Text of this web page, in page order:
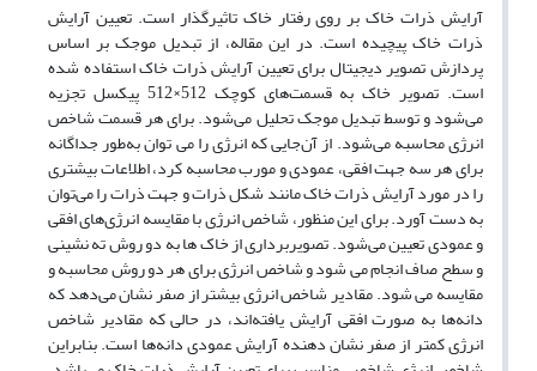
آرایش ذرات خاک بر روی رفتار خاک تاثیرگذار است. تعیین آرایش
ذرات خاک پیچیده است. در این مقاله، از تبدیل موجک بر اساس
پردازش تصویر دیجیتال برای تعیین آرایش ذرات خاک استفاده شده
است. تصویر خاک به قسمت‌های کوچک 512×512 پیکسل تجزیه
می‌شود و توسط تبدیل موجک تحلیل می‌شود. برای هر قسمت شاخص
انرژی محاسبه می‌شود. از آن‌جایی که انرژی را می توان به‌طور جداگانه
برای هر سه جهت افقی، عمودی و مورب محاسبه کرد، اطلاعات بیشتری
را در مورد آرایش ذرات خاک مانند شکل ذرات و جهت ذرات را می‌توان
به دست آورد. برای این منظور، شاخص انرژی با مقایسه انرژی‌های افقی
و عمودی تعیین می‌شود. تصویربرداری از خاک ها به دو روش ته نشینی
و سطح صاف انجام می شود و شاخص انرژی برای هر دو روش محاسبه و
مقایسه می شود. مقادیر شاخص انرژی بیشتر از صفر نشان می‌دهد که
دانه‌ها به صورت افقی آرایش یافته‌اند، در حالی که مقادیر شاخص
انرژی کمتر از صفر نشان دهنده آرایش عمودی دانه‌ها است. بنابراین